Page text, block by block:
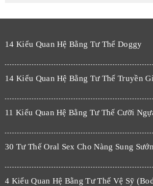
14 Kiểu Quan Hệ Bằng Tư Thế Doggy
14 Kiểu Quan Hệ Bằng Tư Thế Truyền
11 Kiểu Quan Hệ Bằng Tư Thế Cưỡi
30 Tư Thế Oral Sex Cho Nàng Sung
4 Kiểu Quan Hệ Bằng Tư Thế Vệ Sỹ